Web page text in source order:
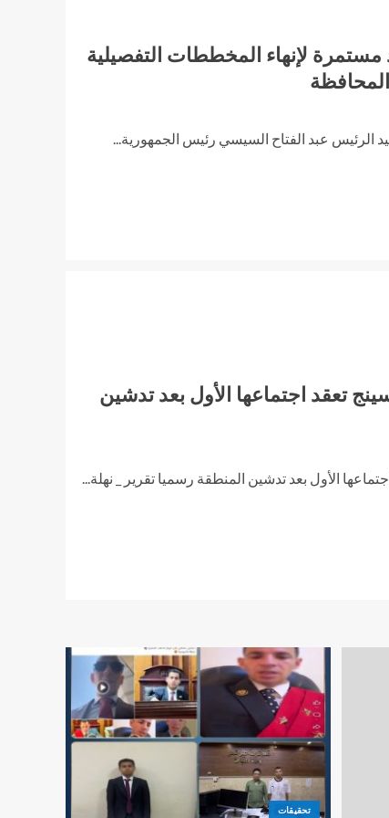
لإنهاء المخططات التفصيلية
عبد الفتاح السيسي رئيس الجمهورية...
تعقد اجتماعها الأول بعد تدشين
الأول بعد تدشين المنطقة رسميا تقرير _ نهلة...
تحقيقات